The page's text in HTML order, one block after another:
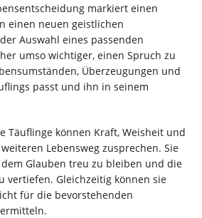
markiert einen
einen neuen geistlichen
Auswahl eines passenden
umso wichtiger, einen Spruch zu
Überzeugungen und
passt und ihn in seinem
Täuflinge können Kraft, Weisheit und
Lebensweg zusprechen. Sie
Glauben treu zu bleiben und die
vertiefen. Gleichzeitig können sie
für die bevorstehenden